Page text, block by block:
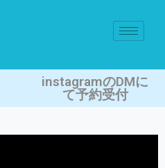
instagramのDMに
て予約受付